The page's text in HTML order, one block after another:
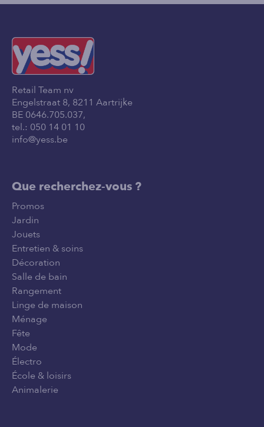
Retail Team nv
Engelstraat 8, 8211 Aartrijke
BE 0646.705.037,
tel.: 050 14 01 10
info@yess.be
Que recherchez-vous ?
Promos
Jardin
Jouets
Entretien & soins
Décoration
Salle de bain
Rangement
Linge de maison
Ménage
Fête
Mode
Électro
École & loisirs
Animalerie